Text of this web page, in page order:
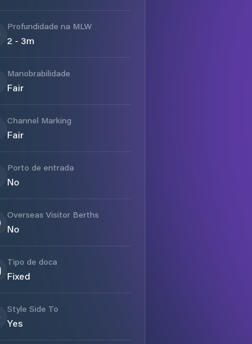
Profundidade na MLW
2 - 3m
Manobrabilidade
Fair
Channel Marking
Fair
Porto de entrada
No
Overseas Visitor Berths
No
Tipo de doca
Fixed
Style Side To
Yes